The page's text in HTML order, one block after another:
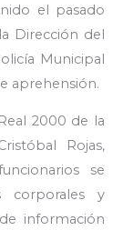
el pasado
Dirección del
Municipal
aprehensión.
2000 de la
Rojas,
se
corporales y
información